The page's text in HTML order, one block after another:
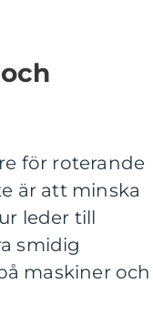
för roterande
är att minska
leder till
smidig
maskiner och